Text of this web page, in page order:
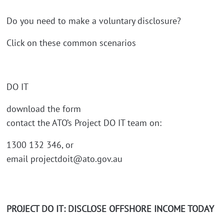
Do you need to make a voluntary disclosure?
Click on these common scenarios
DO IT
download the form
contact the ATO’s Project DO IT team on:
1300 132 346, or
email projectdoit@ato.gov.au
PROJECT DO IT: DISCLOSE OFFSHORE INCOME TODAY